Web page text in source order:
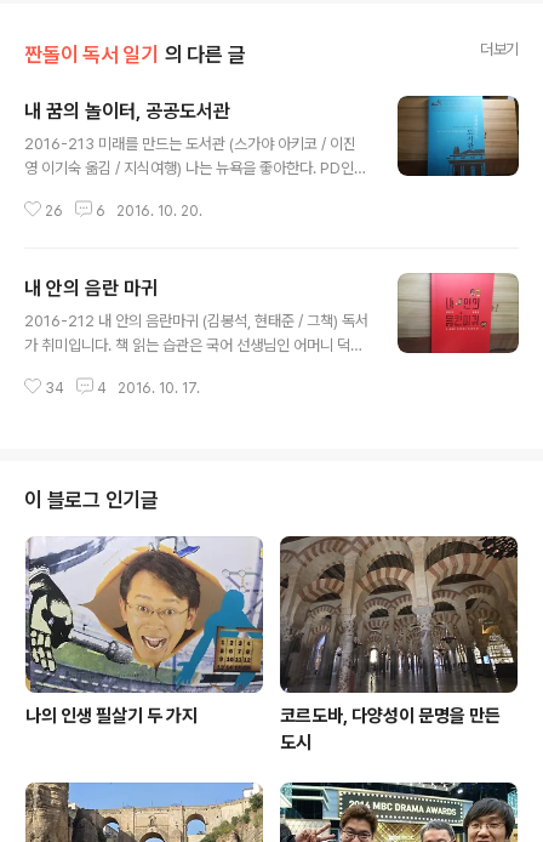
짠돌이 독서 일기 의 다른 글 더보기
내 꿈의 놀이터, 공공도서관
2016-213 미래를 만드는 도서관 (스가야 아키코 / 이진
영 이기숙 옮김 / 지식여행) 나는 뉴욕을 좋아한다. PD인
어우러지는 브로드웨이 뮤지컬은 우리 시대 최고의 종합
명소는 뉴욕 공공도서관이다. 맨하탄 5번가와 42번가가
크로스하는 교차점, 여기에 두 마리의 사자상이 지키는 웅
장한 건물이 서 있다. 19세기 초반 보자르 양식의 걸작이라
으로 화제를 모은 곳. 나는 뉴욕에 갈 때마다 뉴욕 공공도서
26 6 2016. 10. 20.
내 안의 음란 마귀
2016-212 내 안의 음란마귀 (김봉석, 현태준 / 그책) 독서
가 취미입니다. 책 읽는 습관은 국어 선생님인 어머니 덕에
거든요. 책을 읽게 된 강력한 동기부여가 있었어요. 바로 제
으며 혼자 상상의 나래를 펼쳤지요. 그 시절에 신문 연재 소
설들은 또 왜 그리 야하던지! 인터넷도 없던 시절, 야한 소
설을 읽으면서 성적 호기심을 채웠어요. 야한 대목을 하도
자주 읽어서 책을 펼치면 바로 야한 장면이 딱 나와서 화들
짝 놀랐던 적도 많아요. 고등학교 올라가서 야한 이야기의
보물창고를 발견..
34 4 2016. 10. 17.
이 블로그 인기글
나의 인생 필살기 두 가지
코르도바, 다양성이 문명을 만든
도시